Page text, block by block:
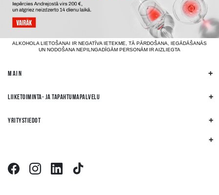
ALKOHOLA LIETOŠANAI IR NEGATĪVA IETEKME, TĀ PĀRDOŠANA, IEGĀDĀŠANĀS
UN NODOŠANA NEPILNGADĪGĀM PERSONĀM IR AIZLIEGTA
MAIN
LIIKETOIMINTA- JA TAPAHTUMAPALVELU
YRITYSTIEDOT